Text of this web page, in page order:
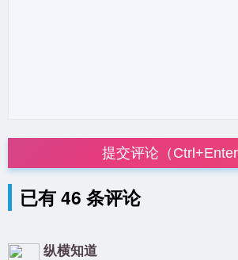
提交评论（Ctrl+Enter
已有 46 条评论
纵横知道